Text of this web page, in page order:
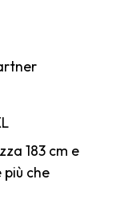
183 cm e
più che